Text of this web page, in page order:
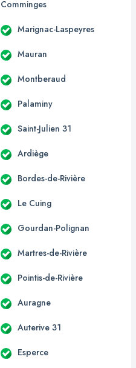
Comminges
Marignac-Laspeyres
Mauran
Montberaud
Palaminy
Saint-Julien 31
Ardiège
Bordes-de-Rivière
Le Cuing
Gourdan-Polignan
Martres-de-Rivière
Pointis-de-Rivière
Auragne
Auterive 31
Esperce